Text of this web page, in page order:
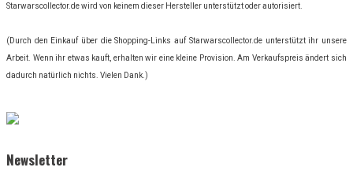
Starwarscollector.de wird von keinem dieser Hersteller unterstützt oder autorisiert.
(Durch den Einkauf über die Shopping-Links auf Starwarscollector.de unterstützt ihr unsere
Arbeit. Wenn ihr etwas kauft, erhalten wir eine kleine Provision. Am Verkaufspreis ändert sich
dadurch natürlich nichts. Vielen Dank.)
Newsletter